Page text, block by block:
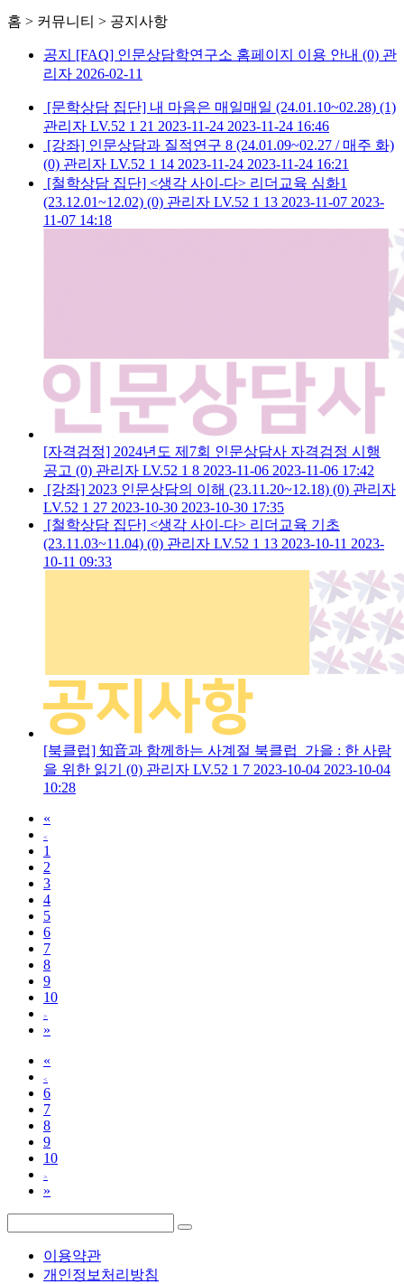
홈 > 커뮤니티 > 공지사항
공지 [FAQ] 인문상담학연구소 홈페이지 이용 안내 (0) 관
리자 2026-02-11
[문학상담 집단] 내 마음은 매일매일 (24.01.10~02.28) (1)
관리자 LV.52 1 21 2023-11-24 2023-11-24 16:46
[강좌] 인문상담과 질적연구 8 (24.01.09~02.27 / 매주 화)
(0) 관리자 LV.52 1 14 2023-11-24 2023-11-24 16:21
[철학상담 집단] <생각 사이-다> 리더교육 심화1
(23.12.01~12.02) (0) 관리자 LV.52 1 13 2023-11-07 2023-
11-07 14:18
[자격검정] 2024년도 제7회 인문상담사 자격검정 시행
공고 (0) 관리자 LV.52 1 8 2023-11-06 2023-11-06 17:42
[강좌] 2023 인문상담의 이해 (23.11.20~12.18) (0) 관리자
LV.52 1 27 2023-10-30 2023-10-30 17:35
[철학상담 집단] <생각 사이-다> 리더교육 기초
(23.11.03~11.04) (0) 관리자 LV.52 1 13 2023-10-11 2023-
10-11 09:33
[북클럽] 知音과 함께하는 사계절 북클럽_가을 : 한 사람
을 위한 읽기 (0) 관리자 LV.52 1 7 2023-10-04 2023-10-04
10:28
«
<
1
2
3
4
5
6
7
8
9
10
>
»
«
<
6
7
8
9
10
>
»
이용약관
개인정보처리방침